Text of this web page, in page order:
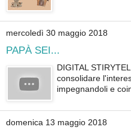
mercoledì 30 maggio 2018
PAPÀ SEI...
DIGITAL
consolidare
impegnandoli e
domenica 13 maggio 2018